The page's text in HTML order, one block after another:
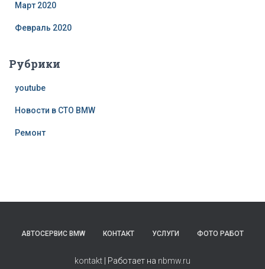
Март 2020
Февраль 2020
Рубрики
youtube
Новости в СТО BMW
Ремонт
АВТОСЕРВИС BMW КОНТАКТ УСЛУГИ ФОТО РАБОТ
kontakt | Работает на nbmw.ru